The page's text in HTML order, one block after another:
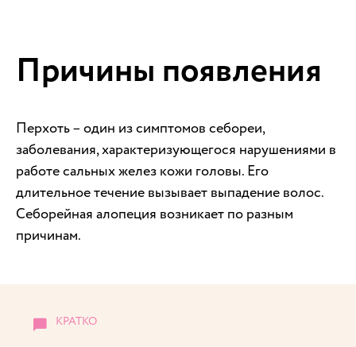
Причины появления
Перхоть – один из симптомов себореи,
заболевания, характеризующегося нарушениями в
работе сальных желез кожи головы. Его
длительное течение вызывает выпадение волос.
Себорейная алопеция возникает по разным
причинам.